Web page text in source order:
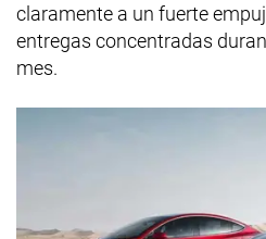
claramente a un fuerte
entregas concentradas
mes.